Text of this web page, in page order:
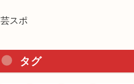
芸スポ
タグ